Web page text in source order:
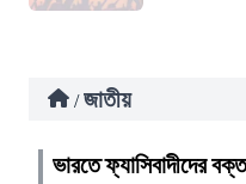
/ জাতীয়
ভারতে ফ্যাসিবাদীদের